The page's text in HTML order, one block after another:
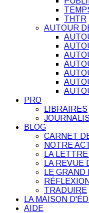
THTR
AUTOUR
PRO
LIBRAIRES
BLOG
CARNET
NOTRE
LA
LA REVUE
LE
TRADUIRE
LA MAISON
AIDE